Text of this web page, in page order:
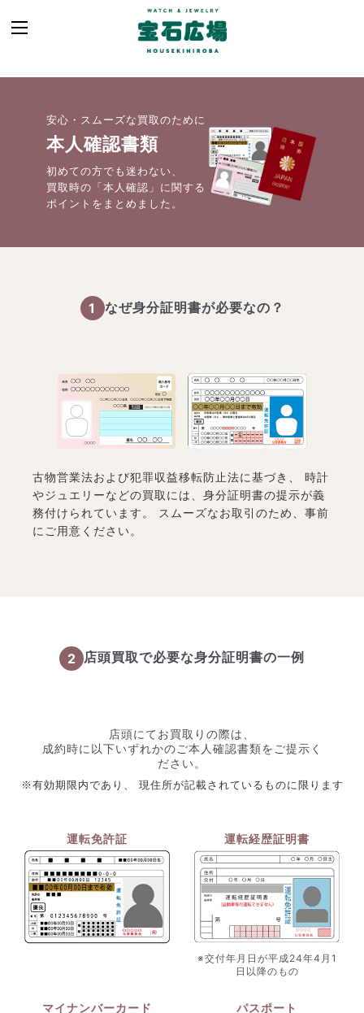
安心・スムーズな買取のために
本人確認書類
初めての方でも迷わない、
買取時の「本人確認」に関する
ポイントをまとめました。
1 なぜ身分証明書が必要なの？
古物営業法および犯罪収益移転防止法に基づき、 時計
やジュエリーなどの買取には、身分証明書の提示が義
務付けられています。 スムーズなお取引のため、事前
にご用意ください。
2 店頭買取で必要な身分証明書の一例
店頭にてお買取りの際は、
成約時に以下いずれかのご本人確認書類をご提示く
ださい。
※有効期限内であり、 現住所が記載されているものに限ります
運転免許証 運転経歴証明書
※交付年月日が平成24年4月1
日以降のもの
マイナンバーカード パスポート